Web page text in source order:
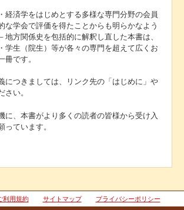
経済学をはじめとする多様な専門分野の会員
な学会で評価を得たことからも明らかなよう
地方関係史を包括的に解釈し直した本書は、
学生（院生）等が各々の専門を超えて広くお
冊です。
につきましては、リンク先の「はじめに」や
さい。
に、本書がより多くの読者の皆様から受け入
っています。
利用規約 サイトマップ プライバシーポリシー